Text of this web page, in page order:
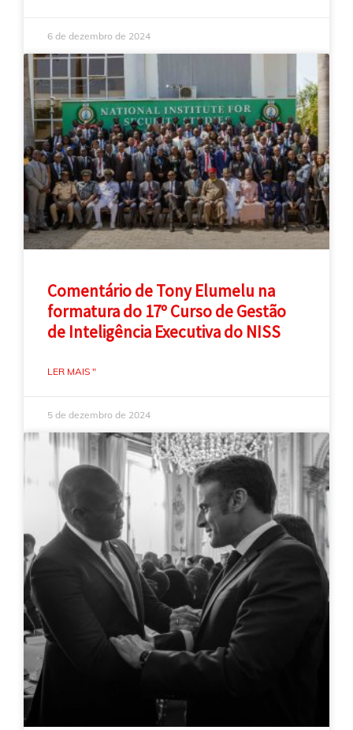
6 de dezembro de 2024
Comentário de Tony Elumelu na
formatura do 17º Curso de Gestão
de Inteligência Executiva do NISS
LER MAIS "
5 de dezembro de 2024